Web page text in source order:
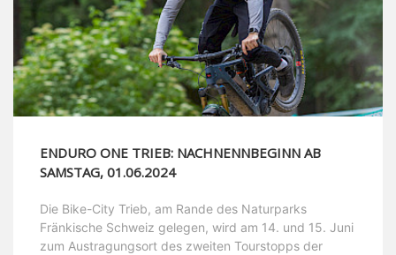
ENDURO ONE TRIEB: NACHNENNBEGINN AB
SAMSTAG, 01.06.2024
Die Bike-City Trieb, am Rande des Naturparks
Fränkische Schweiz gelegen, wird am 14. und 15. Juni
zum Austragungsort des zweiten Tourstopps der